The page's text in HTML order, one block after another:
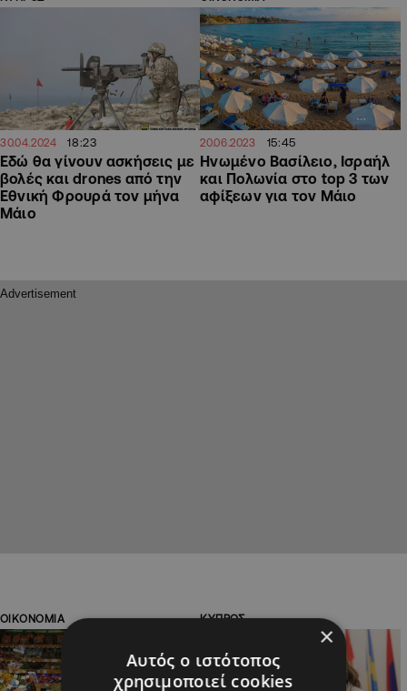
30.04.2024 18:23
Εδώ θα γίνουν ασκήσεις με
βολές και drones από την
Εθνική Φρουρά τον μήνα
Μάιο
20.06.2023 15:45
Ηνωμένο Βασίλειο, Ισραήλ
και Πολωνία στο top 3 των
αφίξεων για τον Μάιο
ΟΙΚΟΝΟΜΙΑ ΚΥΠΡΟΣ
×
Αυτός ο ιστότοπος
χρησιμοποιεί cookies